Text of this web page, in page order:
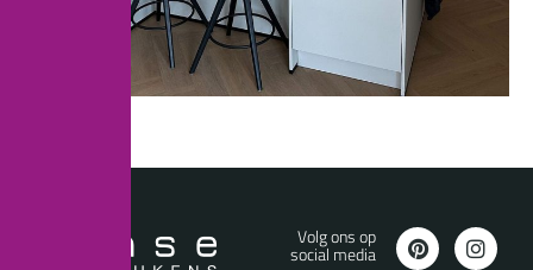
Volg ons op
social media